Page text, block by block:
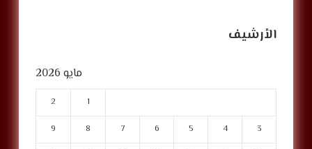
الأرشيف
مايو 2026
1
2
3
4
5
6
7
8
9